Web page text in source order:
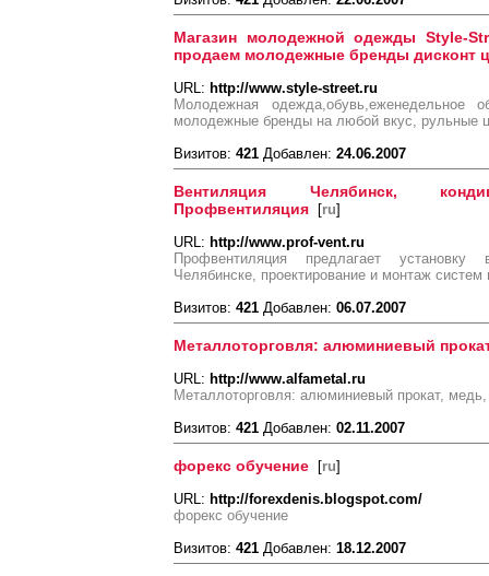
Магазин молодежной одежды Style-
продаем молодежные бренды дисконт
URL: http://www.style-street.ru
Молодежная одежда,обувь,еженедельное
молодежные бренды на любой вкус, рульные
Визитов: 421 Добавлен: 24.06.2007
Вентиляция Челябинск,
Профвентиляция [ru]
URL: http://www.prof-vent.ru
Профвентиляция предлагает
Челябинске, проектирование и монтаж систем
Визитов: 421 Добавлен: 06.07.2007
Металлоторговля: алюминиевый
URL: http://www.alfametal.ru
Металлоторговля: алюминиевый прокат,
Визитов: 421 Добавлен: 02.11.2007
форекс обучение [ru]
URL: http://forexdenis.blogspot.com/
форекс обучение
Визитов: 421 Добавлен: 18.12.2007